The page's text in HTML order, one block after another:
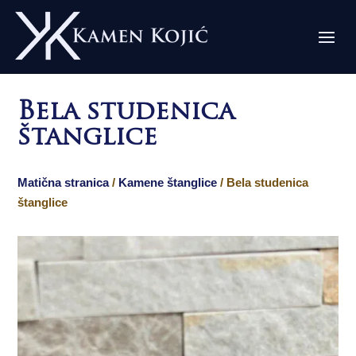
Bela studenica
štanglice
Matična stranica/ Kamene štanglice / Bela studenica
štanglice